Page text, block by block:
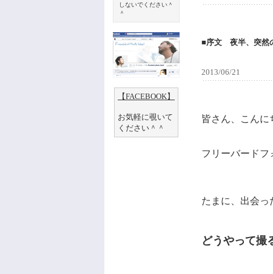
しないでください＾
＾
【FACEBOOK】
お気軽に覗いて
ください＾＾
■序文 夜半、突然
2013/06/21
皆さん、こんに
フリーバードフ
たまに、出会っ
どうやって撮